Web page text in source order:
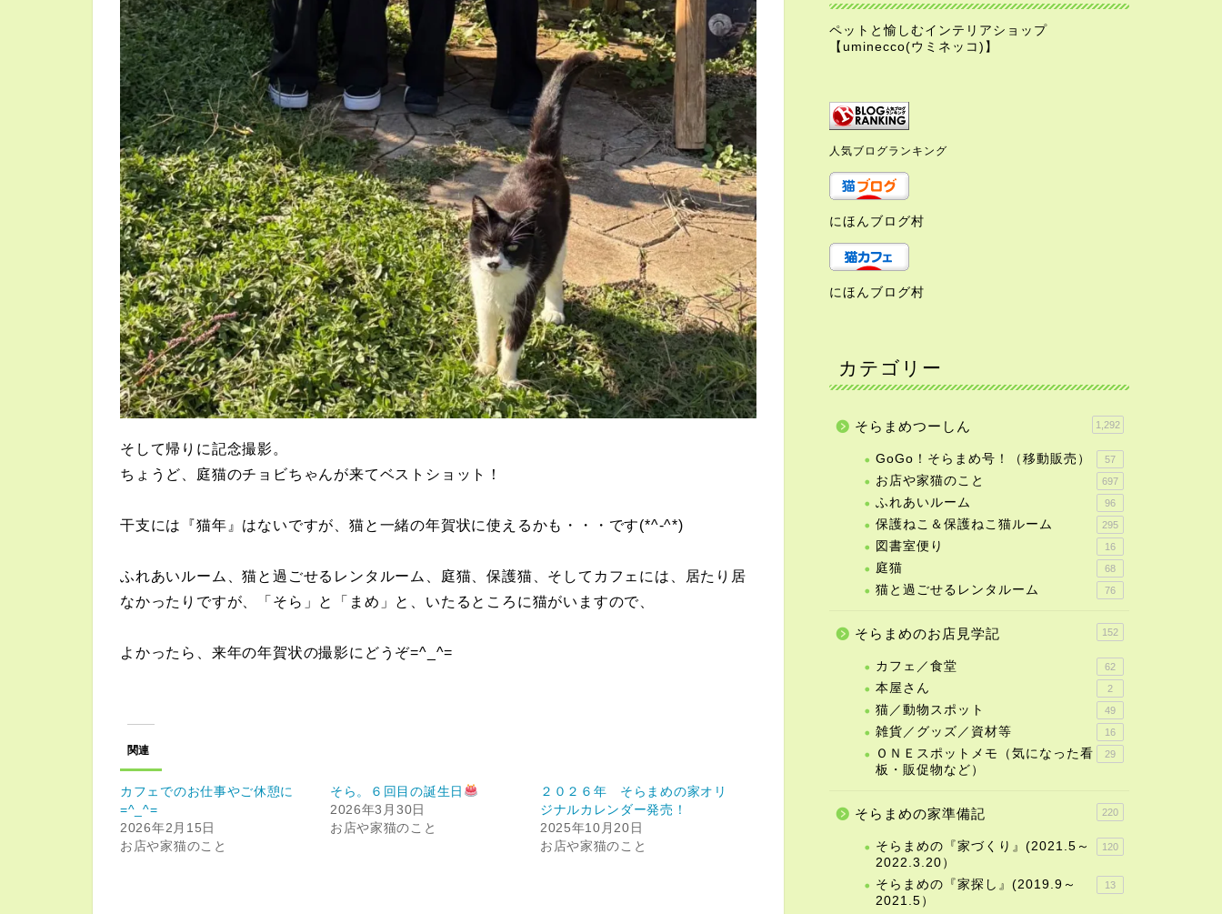
そして帰りに記念撮影。
ちょうど、庭猫のチョビちゃんが来てベストショット！
干支には『猫年』はないですが、猫と一緒の年賀状に使えるかも・・・です(*^-^*)
ふれあいルーム、猫と過ごせるレンタルーム、庭猫、保護猫、そしてカフェには、居たり居
なかったりですが、「そら」と「まめ」と、いたるところに猫がいますので、
よかったら、来年の年賀状の撮影にどうぞ=^_^=
関連
カフェでのお仕事やご休憩に
=^_^=
2026年2月15日
お店や家猫のこと
そら。６回目の誕生日
2026年3月30日
お店や家猫のこと
２０２６年 そらまめの家オリ
ジナルカレンダー発売！
2025年10月20日
お店や家猫のこと
ペットと愉しむインテリアショップ
【uminecco(ウミネッコ)】
人気ブログランキング
にほんブログ村
にほんブログ村
カテゴリー
そらまめつーしん 1,292
GoGo！そらまめ号！（移動販売） 57
お店や家猫のこと 697
ふれあいルーム 96
保護ねこ＆保護ねこ猫ルーム 295
図書室便り 16
庭猫 68
猫と過ごせるレンタルーム 76
そらまめのお店見学記 152
カフェ／食堂 62
本屋さん 2
猫／動物スポット 49
雑貨／グッズ／資材等 16
ＯＮＥスポットメモ（気になった看
板・販促物など）
29
そらまめの家準備記 220
そらまめの『家づくり』(2021.5～
2022.3.20）
120
そらまめの『家探し』(2019.9～
2021.5）
13